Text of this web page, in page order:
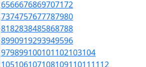
6566676869707172
7374757677787980
8182838485868788
8990919293949596
979899100101102103104
105106107108109110111112